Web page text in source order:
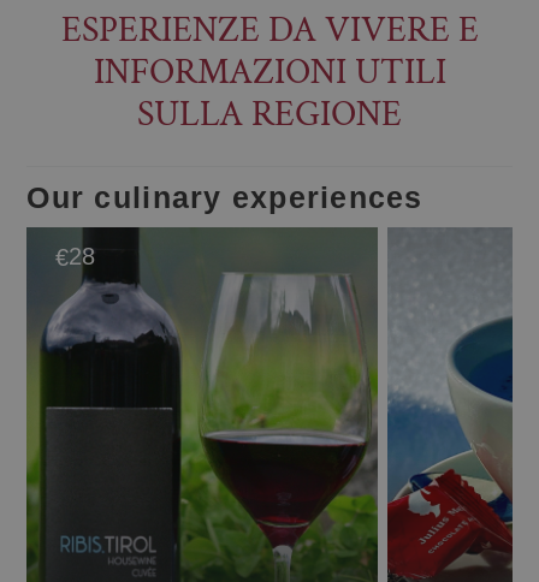
ESPERIENZE DA VIVERE E
INFORMAZIONI UTILI
SULLA REGIONE
Our culinary experiences
€28